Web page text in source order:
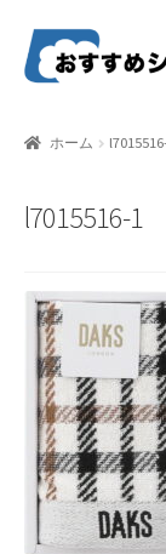
ナ
ビ
ン
キ
ッ
プ
コ
ン
ス
プ
ギフトカタログ（
gold-form
CF Dashboard
CF User
CF campaign form
CF Listing Page
ホーム
l7015516-1